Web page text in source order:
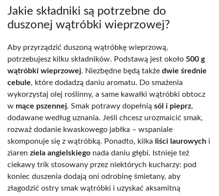
Jakie składniki są potrzebne do
duszonej wątróbki wieprzowej?
Aby przyrządzić duszoną wątróbkę wieprzową,
potrzebujesz kilku składników. Podstawą jest około 500 g
wątróbki wieprzowej. Niezbędne będą także dwie średnie
cebule, które dodadzą daniu aromatu. Do smażenia
wykorzystaj olej roślinny, a same kawałki wątróbki obtocz
w mące pszennej. Smak potrawy dopełnią sól i pieprz,
dodawane według uznania. Jeśli chcesz urozmaicić smak,
rozważ dodanie kwaskowego jabłka – wspaniale
skomponuje się z wątróbką. Ponadto, kilka liści laurowych i
ziaren ziela angielskiego nada daniu głębi. Istnieje też
ciekawy trik stosowany przez niektórych kucharzy: pod
koniec duszenia dodają oni odrobinę śmietany, aby
złagodzić ostry smak wątróbki i uzyskać aksamitną